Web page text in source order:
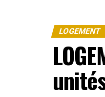
LOGEMENT